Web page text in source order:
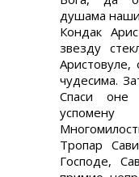
душама
Кондак
звезду
Аристовуле,
чудесима.
Спаси оне
Тропар
Господе,